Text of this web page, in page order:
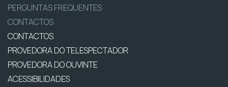
PERGUNTAS FREQUENTES
CONTACTOS
CONTACTOS
PROVEDORA DO TELESPECTADOR
PROVEDORA DO OUVINTE
ACESSIBILIDADES